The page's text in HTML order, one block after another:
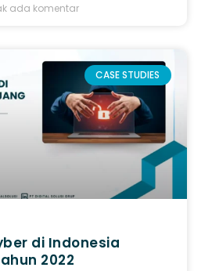
ada komentar
CASE STUDIES
di Indonesia
2022